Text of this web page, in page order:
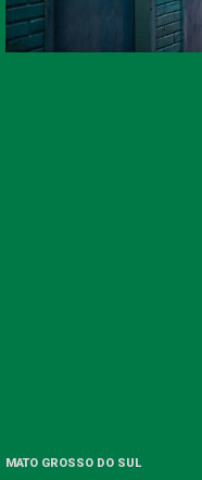
MATO GROSSO DO SUL